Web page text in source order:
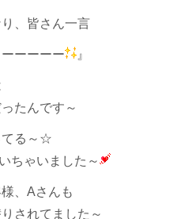
、皆さん一言
ーーーー 』
たんです～
てる～☆
ちゃいました～
、Aさんも
されてました～